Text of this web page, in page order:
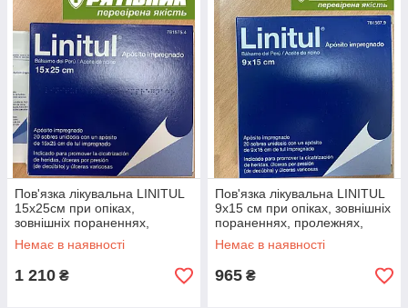
Пов'язка лікувальна LINITUL
15х25см при опіках,
зовнішніх пораненнях,
пролежнях, трофічних
виразках. ОРИГІНАЛ (РЗП)
Немає в наявності
1 210 ₴
Пов'язка лікувальна LINITUL
9x15 см при опіках, зовнішніх
пораненнях, пролежнях,
трофічних виразках.
ОРИГІНАЛ (РЗП)
Немає в наявності
965 ₴